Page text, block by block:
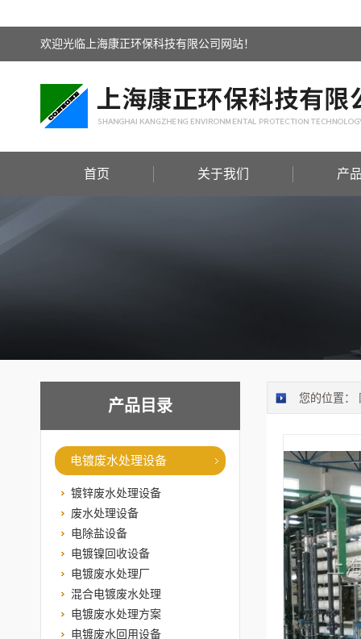
欢迎光临上海康正环保科技有限公司网站！
首页 关于我们 产
产品目录
电镀废水处理设备
镀锌废水处理设备
废水处理设备
电除盐设备
电镀镍回收设备
电镀废水处理厂
混合电镀废水处理
电镀废水处理方案
电镀废水回用设备
您的位置：